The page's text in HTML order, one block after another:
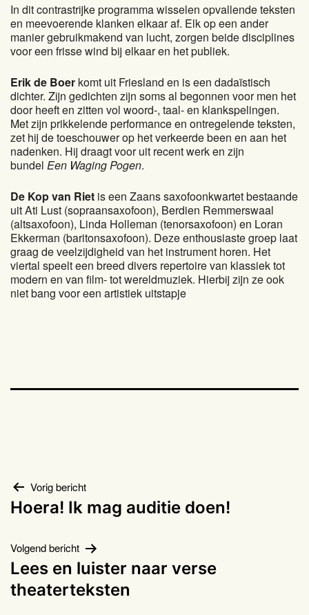
In dit contrastrijke programma wisselen opvallende teksten
en meevoerende klanken elkaar af. Elk op een ander
manier gebruikmakend van lucht, zorgen beide disciplines
voor een frisse wind bij elkaar en het publiek.
Erik de Boer komt uit Friesland en is een dadaïstisch
dichter. Zijn gedichten zijn soms al begonnen voor men het
door heeft en zitten vol woord-, taal- en klankspelingen.
Met zijn prikkelende performance en ontregelende teksten,
zet hij de toeschouwer op het verkeerde been en aan het
nadenken. Hij draagt voor uit recent werk en zijn
bundel Een Waging Pogen.
De Kop van Riet is een Zaans saxofoonkwartet bestaande
uit Ati Lust (sopraansaxofoon), Berdien Remmerswaal
(altsaxofoon), Linda Holleman (tenorsaxofoon) en Loran
Ekkerman (baritonsaxofoon). Deze enthousiaste groep laat
graag de veelzijdigheid van het instrument horen. Het
viertal speelt een breed divers repertoire van klassiek tot
modern en van film- tot wereldmuziek. Hierbij zijn ze ook
niet bang voor een artistiek uitstapje
Bericht
navigatie
Vorig bericht
Hoera! Ik mag auditie doen!
Volgend bericht
Lees en luister naar verse
theaterteksten